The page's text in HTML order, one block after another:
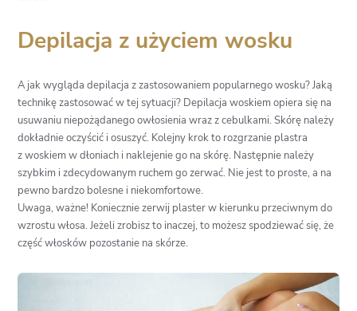
Depilacja z użyciem wosku
A jak wygląda depilacja z zastosowaniem popularnego wosku? Jaką
technikę zastosować w tej sytuacji? Depilacja woskiem opiera się na
usuwaniu niepożądanego owłosienia wraz z cebulkami. Skórę należy
dokładnie oczyścić i osuszyć. Kolejny krok to rozgrzanie plastra
z woskiem w dłoniach i naklejenie go na skórę. Następnie należy
szybkim i zdecydowanym ruchem go zerwać. Nie jest to proste, a na
pewno bardzo bolesne i niekomfortowe.
Uwaga, ważne! Koniecznie zerwij plaster w kierunku przeciwnym do
wzrostu włosa. Jeżeli zrobisz to inaczej, to możesz spodziewać się, że
część włosków pozostanie na skórze.